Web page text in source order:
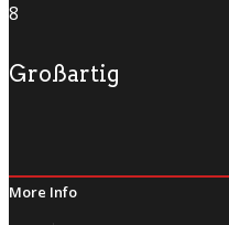
8
Großartig
More Info